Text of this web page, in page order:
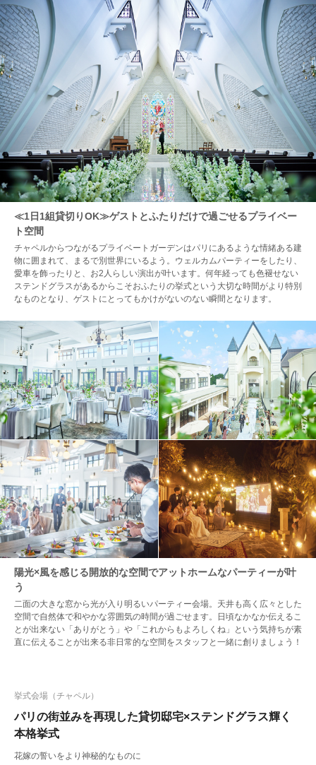
≪1日1組貸切りOK≫ゲストとふたりだけで過ごせるプライベー
ト空間
チャペルからつながるプライベートガーデンはパリにあるような情緒ある建
物に囲まれて、まるで別世界にいるよう。ウェルカムパーティーをしたり、
愛車を飾ったりと、お2人らしい演出が叶います。何年経っても色褪せない
ステンドグラスがあるからこそおふたりの挙式という大切な時間がより特別
なものとなり、ゲストにとってもかけがないのない瞬間となります。
陽光×風を感じる開放的な空間でアットホームなパーティーが叶
う
二面の大きな窓から光が入り明るいパーティー会場。天井も高く広々とした
空間で自然体で和やかな雰囲気の時間が過ごせます。日頃なかなか伝えるこ
とが出来ない「ありがとう」や「これからもよろしくね」という気持ちが素
直に伝えることが出来る非日常的な空間をスタッフと一緒に創りましょう！
パリの街並みを再現した貸切邸宅×ステンドグラス輝く
本格挙式
挙式会場（チャペル）
花嫁の誓いをより神秘的なものに